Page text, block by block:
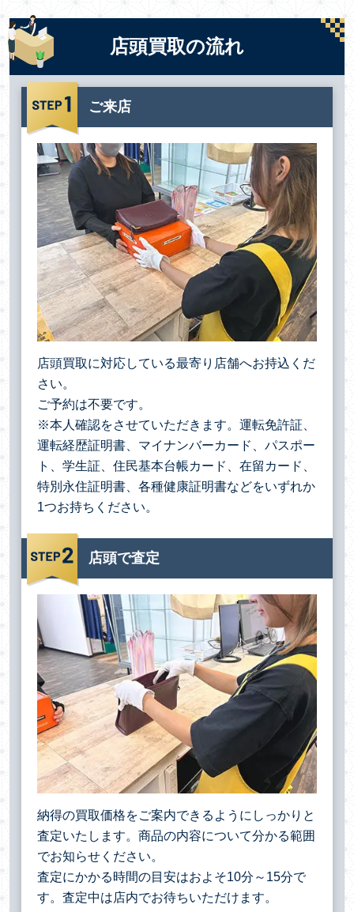
店頭買取の流れ
ご来店
店頭買取に対応している最寄り店舗へお持込くだ
さい。
ご予約は不要です。
※本人確認をさせていただきます。運転免許証、
運転経歴証明書、マイナンバーカード、パスポー
ト、学生証、住民基本台帳カード、在留カード、
特別永住証明書、各種健康証明書などをいずれか
1つお持ちください。
店頭で査定
納得の買取価格をご案内できるようにしっかりと
査定いたします。商品の内容について分かる範囲
でお知らせください。
査定にかかる時間の目安はおよそ10分～15分で
す。査定中は店内でお待ちいただけます。